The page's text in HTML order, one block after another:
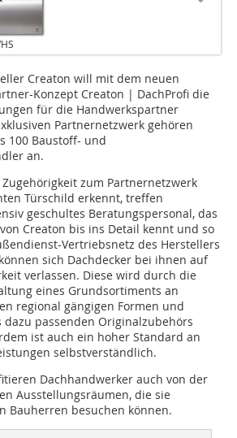
Creaton will mit dem neuen
Konzept Creaton | DachProfi die
für die Handwerkspartner
Partnernetzwerk gehören
100 Baustoff- und
an.
zum Partnernetzwerk
Türschild erkennt, treffen
geschultes Beratungspersonal, das
Creaton bis ins Detail kennt und so
Vertriebsnetz des Herstellers
sich Dachdecker bei ihnen auf
verlassen. Diese wird durch die
eines Grundsortiments an
regional gängigen Formen und
dazu passenden Originalzubehörs
ist auch ein hoher Standard an
selbstverständlich.
Dachhandwerker auch von der
Ausstellungsräumen, die sie
Bauherren besuchen können.